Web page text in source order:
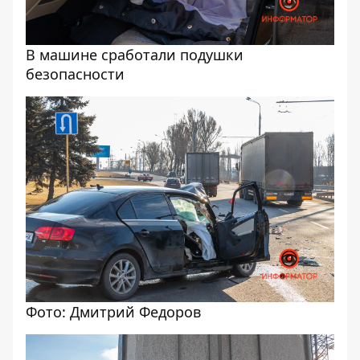
В машине сработали подушки
безопасности
Фото: Дмитрий Федоров